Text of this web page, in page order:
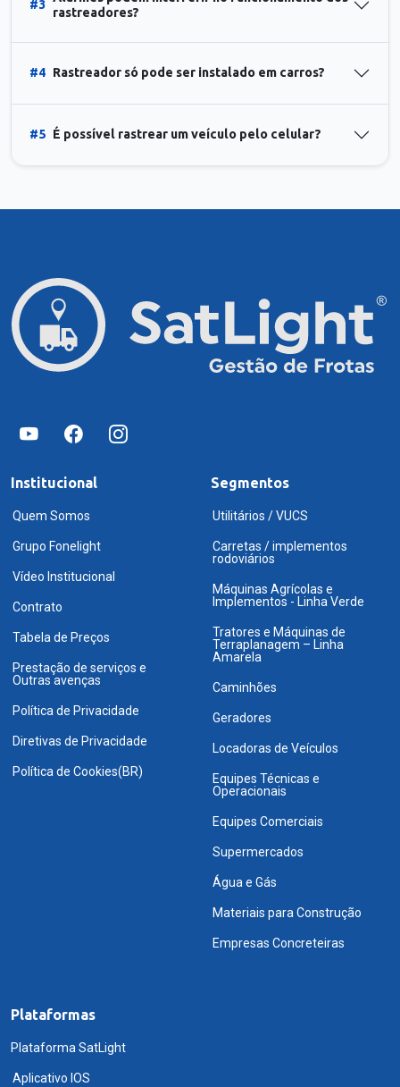
#3
rastreadores?
#4 Rastreador só pode ser instalado em carros?
#5 É possível rastrear um veículo pelo celular?
Institucional
Quem Somos
Grupo Fonelight
Vídeo Institucional
Contrato
Tabela de Preços
Prestação de serviços e
Outras avenças
Política de Privacidade
Diretivas de Privacidade
Política de Cookies(BR)
Segmentos
Utilitários / VUCS
Carretas / implementos
rodoviários
Máquinas Agrícolas e
Implementos - Linha Verde
Tratores e Máquinas de
Terraplanagem – Linha
Amarela
Caminhões
Geradores
Locadoras de Veículos
Equipes Técnicas e
Operacionais
Equipes Comerciais
Supermercados
Água e Gás
Materiais para Construção
Empresas Concreteiras
Plataformas
Plataforma SatLight
Aplicativo IOS